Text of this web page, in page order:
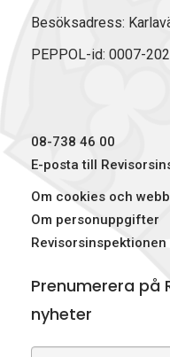
Besöksadress:
PEPPOL-id: 0007-
08-738 46 00
E-posta till
Om cookies och
Om personuppgifter
Revisorsinspektionen
Prenumerera på
nyheter